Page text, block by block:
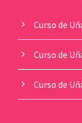
Curso de
Curso de
Curso de